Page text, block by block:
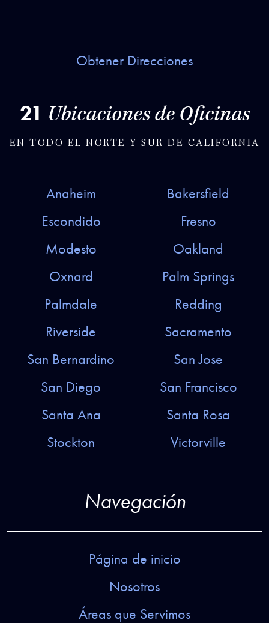
Obtener Direcciones
21 Ubicaciones de Oficinas
EN TODO EL NORTE Y SUR DE CALIFORNIA
Anaheim
Bakersfield
Escondido
Fresno
Modesto
Oakland
Oxnard
Palm Springs
Palmdale
Redding
Riverside
Sacramento
San Bernardino
San Jose
San Diego
San Francisco
Santa Ana
Santa Rosa
Stockton
Victorville
Navegación
Página de inicio
Nosotros
Áreas que Servimos